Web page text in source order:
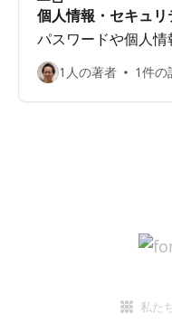
個人情報・セキュリ
パスワードや個人
1人の著者 1件の
私た